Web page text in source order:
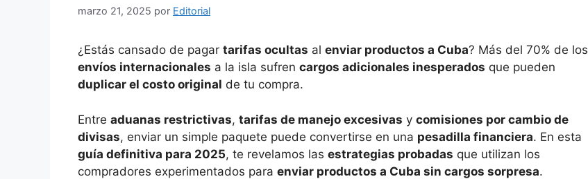
marzo 21, 2025 por Editorial
¿Estás cansado de pagar tarifas ocultas al enviar productos a Cuba? Más del 70% de los
envíos internacionales a la isla sufren cargos adicionales inesperados que pueden
duplicar el costo original de tu compra.
Entre aduanas restrictivas, tarifas de manejo excesivas y comisiones por cambio de
divisas, enviar un simple paquete puede convertirse en una pesadilla financiera. En esta
guía definitiva para 2025, te revelamos las estrategias probadas que utilizan los
compradores experimentados para enviar productos a Cuba sin cargos sorpresa.